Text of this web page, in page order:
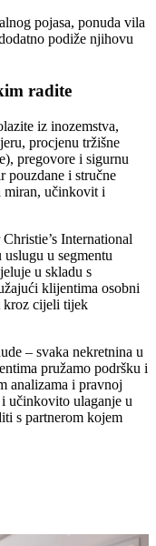
pojasa, ponuda vila
podiže njihovu
radite
iz inozemstva,
procjenu tržišne
pregovore i sigurnu
pouzdane i stručne
miran, učinkovit i
International
u segmentu
u skladu s
klijentima osobni
kroz cijeli tijek
– svaka nekretnina u
pružamo podršku i
analizama i pravnoj
učinkovito ulaganje u
s partnerom kojem